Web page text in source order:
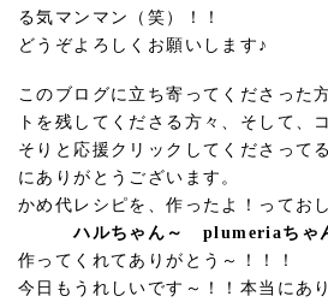
る気マンマン（笑）！！
どうぞよろしくお願いします♪
このブログに立ち寄ってくださった
トを残してくださる方々、そして、
そりと応援クリックしてくださって
にありがとうございます。
かめ代レシピを、作ったよ！ってお
ハルちゃん～ plumeriaちゃ
作ってくれてありがとう～！！！
今日もうれしいです～！！本当にあ